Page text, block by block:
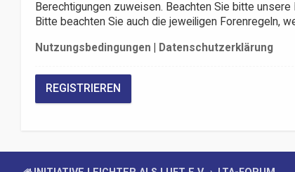
Berechtigungen zuweisen. Beachten Sie bitte
Bitte beachten Sie auch die jeweiligen Forenregeln,
Nutzungsbedingungen Datenschutzerklärung
REGISTRIEREN